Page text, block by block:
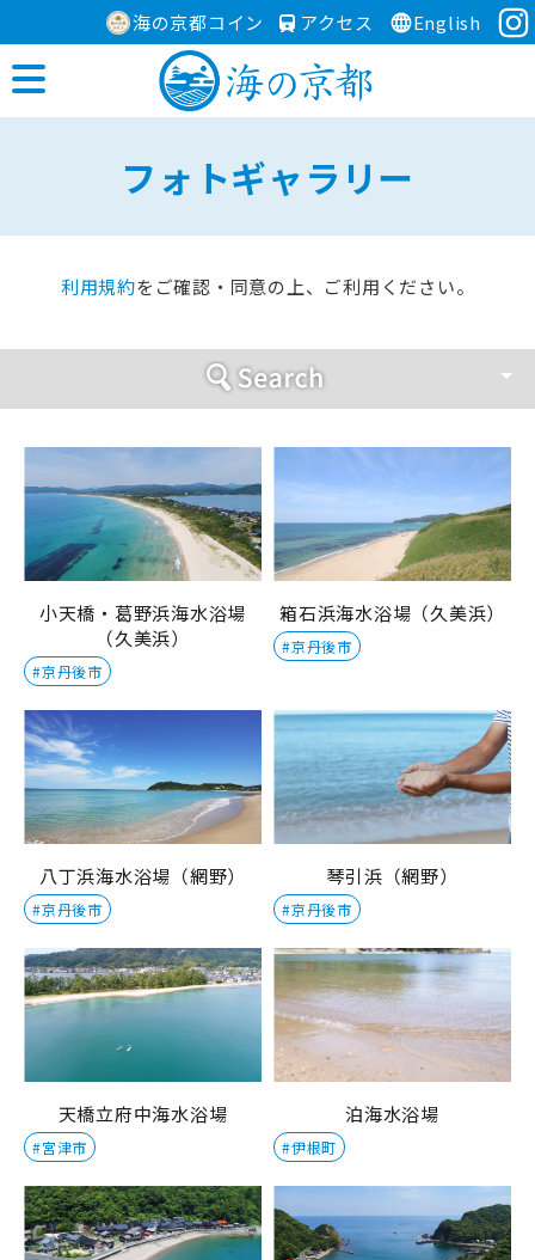
海の京都コイン アクセス English
フォトギャラリー
利用規約をご確認・同意の上、ご利用ください。
小天橋・葛野浜海水浴場
（久美浜）
#京丹後市
箱石浜海水浴場（久美浜）
#京丹後市
八丁浜海水浴場（網野）
#京丹後市
琴引浜（網野）
#京丹後市
天橋立府中海水浴場
#宮津市
泊海水浴場
#伊根町